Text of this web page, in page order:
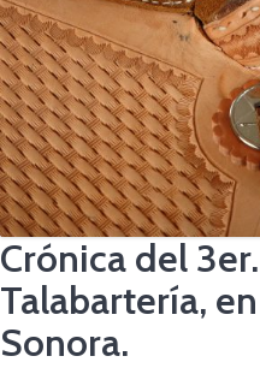
Crónica del
Talabartería,
Sonora.